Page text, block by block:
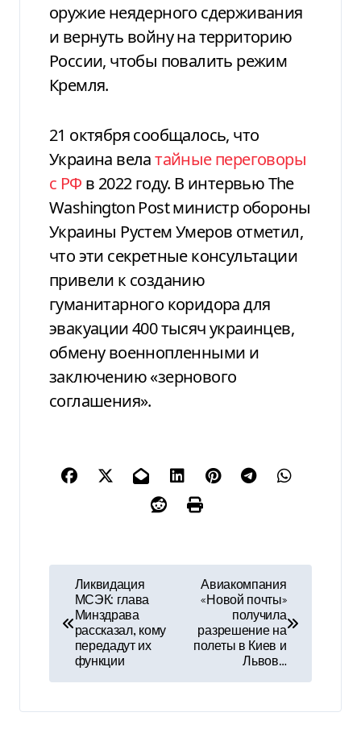
оружие неядерного сдерживания
и вернуть войну на территорию
России, чтобы повалить режим
Кремля.
21 октября сообщалось, что
Украина велатайные переговоры
с РФ в 2022 году. В интервью The
Washington Post министр обороны
Украины Рустем Умеров отметил,
что эти секретные консультации
привели к созданию
гуманитарного коридора для
эвакуации 400 тысяч украинцев,
обмену военнопленными и
заключению «зернового
соглашения».
и
г
Ликвидация
МСЭК: глава
Минздрава
рассказал, кому
передадут их
функции
Авиакомпания
«Новой почты»
получила
разрешение на
полеты в Киев и
Львов…